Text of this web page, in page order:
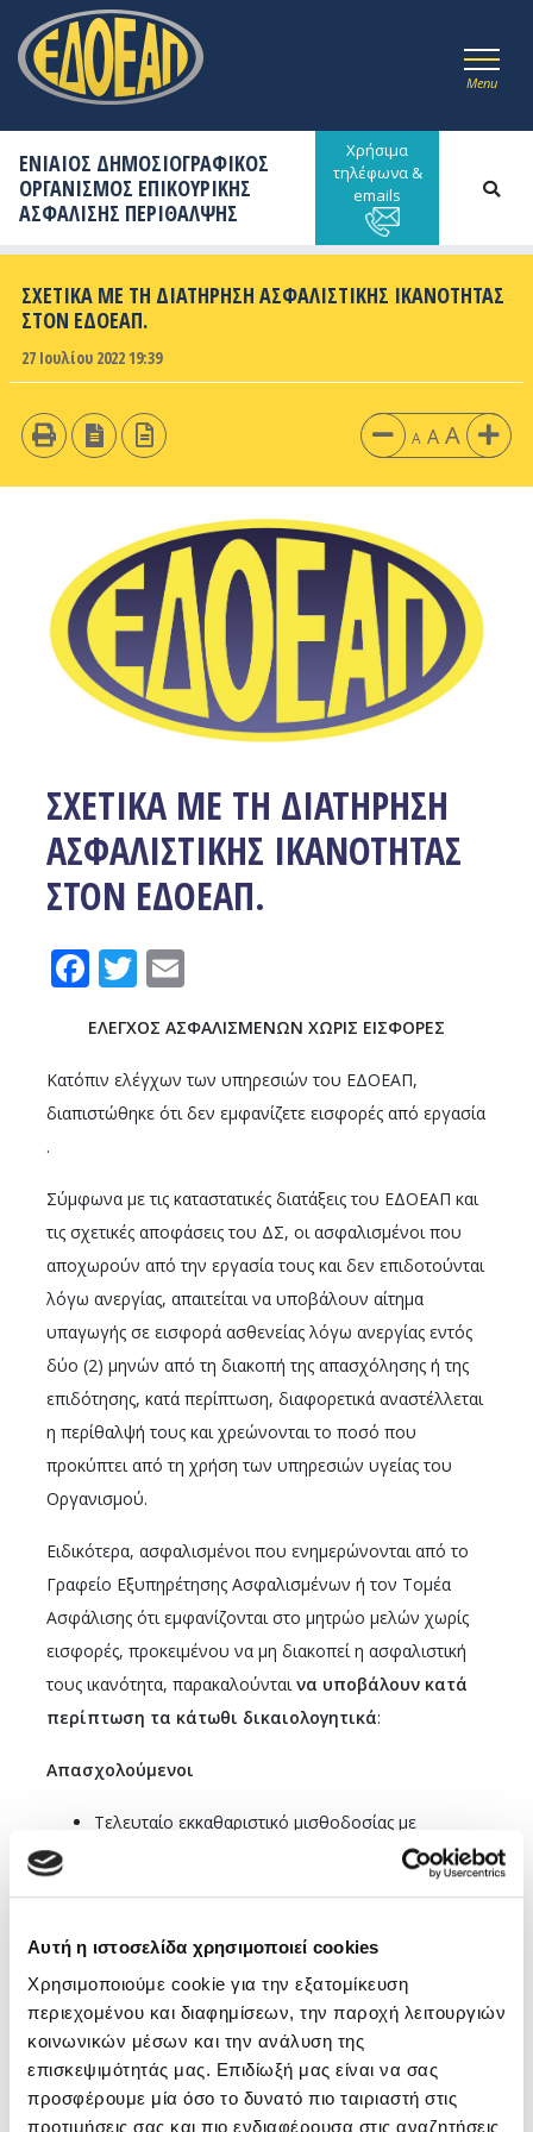
Αυτή η ιστοσελίδα χρησιμοποιεί cookies
Χρησιμοποιούμε cookie για την εξατομίκευση
περιεχομένου και διαφημίσεων, την παροχή λειτουργιών
κοινωνικών μέσων και την ανάλυση της
επισκεψιμότητάς μας. Επιδίωξή μας είναι να σας
προσφέρουμε μία όσο το δυνατό πιο ταιριαστή στις
προτιμήσεις σας και πιο ενδιαφέρουσα στις αναζητήσεις
Menu
ΕΝΙΑΙΟΣ ΔΗΜΟΣΙΟΓΡΑΦΙΚΟΣ
ΟΡΓΑΝΙΣΜΟΣ ΕΠΙΚΟΥΡΙΚΗΣ
ΑΣΦΑΛΙΣΗΣ ΠΕΡΙΘΑΛΨΗΣ
Χρήσιμα
τηλέφωνα &
emails
ΣΧΕΤΙΚΑ ΜΕ ΤΗ ΔΙΑΤΗΡΗΣΗ ΑΣΦΑΛΙΣΤΙΚΗΣ ΙΚΑΝΟΤΗΤΑΣ
ΣΤΟΝ ΕΔΟΕΑΠ.
27 Ιουλίου 2022 19:39
A A A
ΣΧΕΤΙΚΑ ΜΕ ΤΗ ΔΙΑΤΗΡΗΣΗ
ΑΣΦΑΛΙΣΤΙΚΗΣ ΙΚΑΝΟΤΗΤΑΣ
ΣΤΟΝ ΕΔΟΕΑΠ.
Facebook
Twitter
ΕΛΕΓΧΟΣ ΑΣΦΑΛΙΣΜΕΝΩΝ ΧΩΡΙΣ ΕΙΣΦΟΡΕΣ
Κατόπιν ελέγχων των υπηρεσιών του ΕΔΟΕΑΠ,
διαπιστώθηκε ότι δεν εμφανίζετε εισφορές από εργασία
.
Σύμφωνα με τις καταστατικές διατάξεις του ΕΔΟΕΑΠ και
τις σχετικές αποφάσεις του ΔΣ, οι ασφαλισμένοι που
αποχωρούν από την εργασία τους και δεν επιδοτούνται
λόγω ανεργίας, απαιτείται να υποβάλουν αίτημα
υπαγωγής σε εισφορά ασθενείας λόγω ανεργίας εντός
δύο (2) μηνών από τη διακοπή της απασχόλησης ή της
επιδότησης, κατά περίπτωση, διαφορετικά αναστέλλεται
η περίθαλψή τους και χρεώνονται το ποσό που
προκύπτει από τη χρήση των υπηρεσιών υγείας του
Οργανισμού.
Ειδικότερα, ασφαλισμένοι που ενημερώνονται από το
Γραφείο Εξυπηρέτησης Ασφαλισμένων ή τον Τομέα
Ασφάλισης ότι εμφανίζονται στο μητρώο μελών χωρίς
εισφορές, προκειμένου να μη διακοπεί η ασφαλιστική
τους ικανότητα, παρακαλούνται να υποβάλουν κατά
περίπτωση τα κάτωθι δικαιολογητικά:
Απασχολούμενοι
Τελευταίο εκκαθαριστικό μισθοδοσίας με
κρατήσεις υπέρ ΕΔΟΕΑΠ ή αναγγελία πρόσληψης
ΦΕΚ διορισμού (για απασχολούμενους στο
Δημόσιο ή ΝΠΔΔ)
Άνεργοι επιδοτούμενοι
Απόφαση επιδότησης από τον αρμόδιο φορέα (e-
ΕΦΚΑ-ΤΣΠΕΑΘ, e-ΕΦΚΑ-ΤΑΤΤΑ, ΟΑΕΔ)